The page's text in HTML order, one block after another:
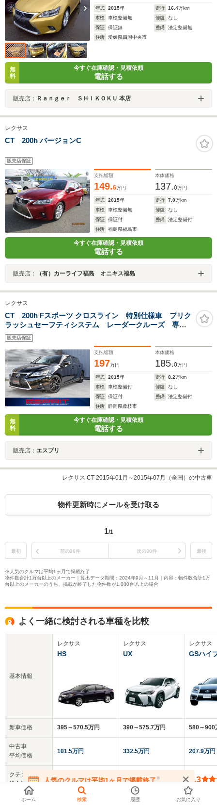
年式 2015年 走行 16.4万km
車検
車検整備無 修復
なし
保証
保証無 整備
法定整備無
住所
愛媛県四国中央市
無
料
今すぐ在庫確認・見積依頼
電話する
販売店： Ｒａｎｇｅｒ ＳＨＩＫＯＫＵ 本店
レクサス
CT 200h バージョンC
販売店保証
支払総額
149.6万円
本体価格
137.0万円
年式 2015年 走行 7.0万km
車検
車検整備無 修復
なし
保証
保証付 整備
法定整備付
住所
福島県福島市
今すぐ在庫確認・見積依頼
電話する
販売店： （有）カーライフ福島 オニキス福島
レクサス
CT 200h Fスポーツ クロスライン 特別仕様車 プリク
ラッシュセーフティシステム レーダークルーズ 専用
ファブリック/Ltex合成革赤黒シート クリアランスソナ
ー LEDヘッドランプ 純正ナビTV Bluetooth バック
カメラ
販売店保証
支払総額
197万円
本体価格
185.0万円
年式 2015年 走行 8.2万km
車検
車検整備付 修復
なし
保証
保証付 整備
法定整備付
住所
静岡県藤枝市
無
料
今すぐ在庫確認・見積依頼
電話する
販売店： エスプリ
レクサス CT 2015年01月～2015年07月（全国）の中古車
物件更新時にメールを受け取る
1/1
最初 前の30件 次の30件 最後
※人気のクルマは平均1ヶ月で掲載終了
物件数合計1万台以上のメーカー｜算出データ期間：2024年9月～11月｜内容：物件数合計1万
台以上のメーカーのうち、掲載が終了した物件数が1,000台以上の場合
よく一緒に検討される車種を比較
基本情報
新車価格
中古車
平均価格
クチコミ
総合評価
乗車定員
レクサス
HS
395～570.5万円
101.5万円
3.9
レクサス
UX
390～575.7万円
332.5万円
1.0
5人
レクサス
GSハイ
580～900
207.9万円
4.3
5人
人気のクルマは平均1ヶ月で掲載終了※
在庫が無くなる前にお問い合わせください
ホーム 検索 履歴 お気に入り